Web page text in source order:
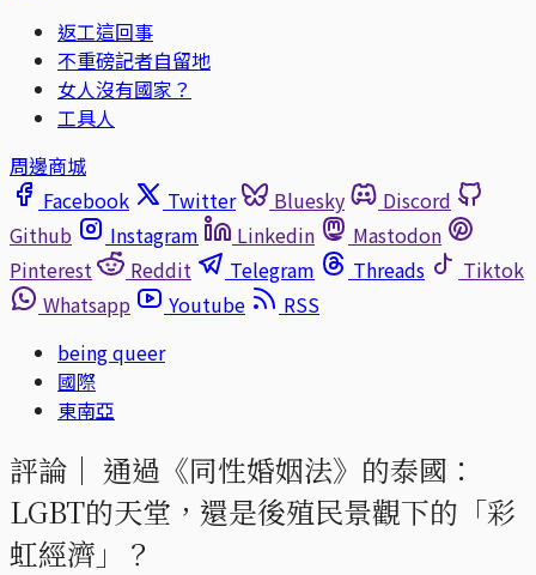
返工這回事
不重磅記者自留地
女人沒有國家？
工具人
周邊商城
Facebook
Twitter Bluesky
Discord
Github
Instagram Linkedin
Mastodon
Pinterest
Reddit Telegram Threads
Tiktok
Whatsapp
Youtube
RSS
being queer
國際
東南亞
評論｜ 通過《同性婚姻法》的泰國：
LGBT的天堂，還是後殖民景觀下的「彩
虹經濟」？